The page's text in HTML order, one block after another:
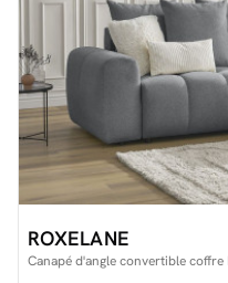
ROXELANE
Canapé d'angle convertible coffre